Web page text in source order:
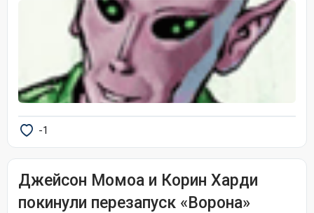
-1
Джейсон Момоа и Корин Харди
покинули перезапуск «Ворона»